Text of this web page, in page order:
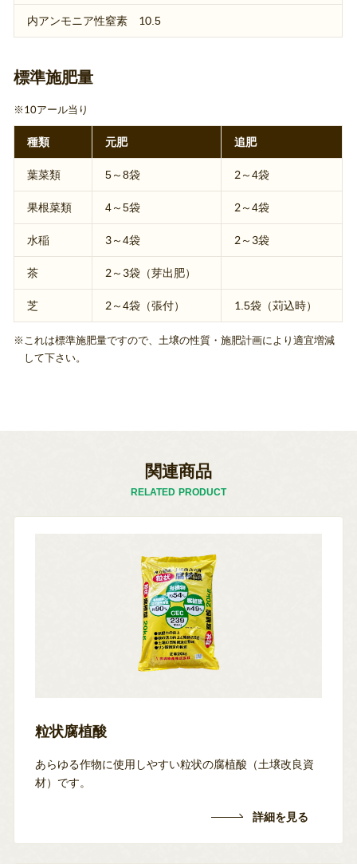
内アンモニア性窒素 10.5
標準施肥量
10アール当り
種類 元肥 追肥
葉菜類 5～8袋 2～4袋
果根菜類 4～5袋 2～4袋
水稲 3～4袋 2～3袋
茶 2～3袋（芽出肥）
芝 2～4袋（張付） 1.5袋（苅込時）
これは標準施肥量ですので、土壌の性質・施肥計画により適宜増減
して下さい。
関連商品
RELATED PRODUCT
粒状腐植酸
あらゆる作物に使用しやすい粒状の腐植酸（土壌改良資
材）です。
詳細を見る